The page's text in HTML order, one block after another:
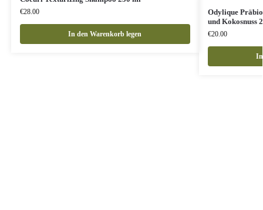
€28.00
In den Warenkorb legen
Odylique
und Kokosnuss
€20.00